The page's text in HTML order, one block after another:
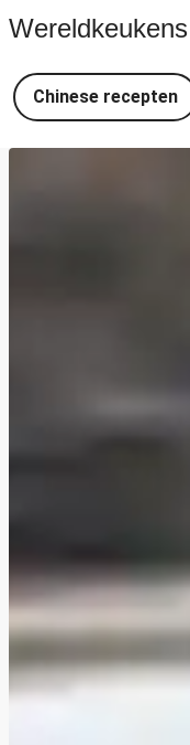
Wereldkeukens
Chinese recepten